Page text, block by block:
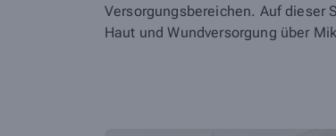
Versorgungsbereichen. Auf dieser
Haut und Wundversorgung über